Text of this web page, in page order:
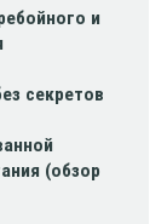
и
секретов
(обзор